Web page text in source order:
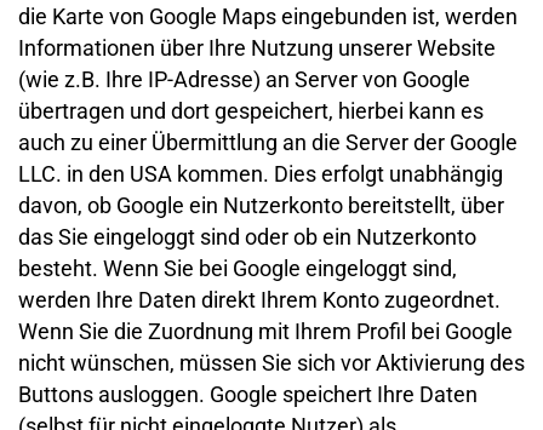
die Karte von Google Maps eingebunden ist, werden
Informationen über Ihre Nutzung unserer Website
(wie z.B. Ihre IP-Adresse) an Server von Google
übertragen und dort gespeichert, hierbei kann es
auch zu einer Übermittlung an die Server der Google
LLC. in den USA kommen. Dies erfolgt unabhängig
davon, ob Google ein Nutzerkonto bereitstellt, über
das Sie eingeloggt sind oder ob ein Nutzerkonto
besteht. Wenn Sie bei Google eingeloggt sind,
werden Ihre Daten direkt Ihrem Konto zugeordnet.
Wenn Sie die Zuordnung mit Ihrem Profil bei Google
nicht wünschen, müssen Sie sich vor Aktivierung des
Buttons ausloggen. Google speichert Ihre Daten